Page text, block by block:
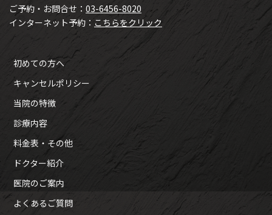
ご予約・お問合せ： 03-6456-8020
インターネット予約： こちらをクリック
初めての方へ
キャンセルポリシー
当院の特徴
診療内容
料金表・その他
ドクター紹介
医院のご案内
よくあるご質問